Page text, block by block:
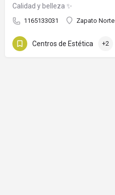
Calidad y belleza ✨
1165133031 Zapato Norte
Centros de Estética +2